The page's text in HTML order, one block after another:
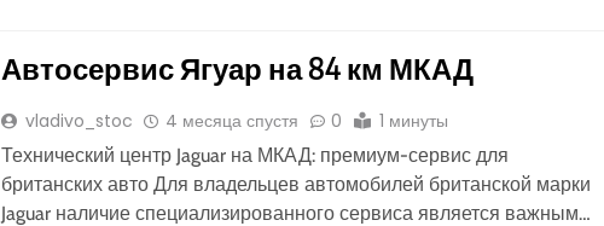
Автосервис Ягуар на 84 км МКАД
vladivo_stoc 4 месяца спустя 0 1 минуты
Технический центр Jaguar на МКАД: премиум-сервис для
британских авто Для владельцев автомобилей британской марки
Jaguar наличие специализированного сервиса является важным…